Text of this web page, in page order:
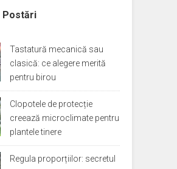
Postări
Tastatură mecanică sau
clasică: ce alegere merită
pentru birou
Clopotele de protecție
creează microclimate pentru
plantele tinere
Regula proporțiilor: secretul